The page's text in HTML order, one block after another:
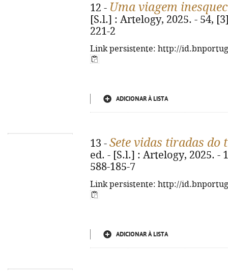
12 - Uma viagem
[S.l.] : Artelogy, 2025. - 54,
221-2
Link persistente: http://
ADICIONAR À LISTA
13 - Sete vidas tiradas do
ed. - [S.l.] : Artelogy, 2025. -
588-185-7
Link persistente: http://
ADICIONAR À LISTA